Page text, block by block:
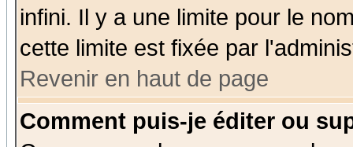
infini. Il y a une limite pour le
cette limite est fixée par
Revenir en haut de page
Comment puis-je éditer ou